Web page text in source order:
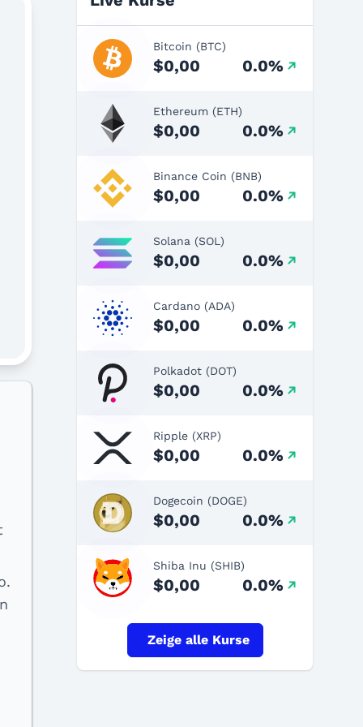
Bitcoin (BTC)
$0,00 0.0%
Ethereum (ETH)
$0,00 0.0%
Binance Coin (BNB)
$0,00 0.0%
Solana (SOL)
$0,00 0.0%
Cardano (ADA)
$0,00 0.0%
Polkadot (DOT)
$0,00 0.0%
Ripple (XRP)
$0,00 0.0%
Dogecoin (DOGE)
$0,00 0.0%
Shiba Inu (SHIB)
$0,00 0.0%
Zeige alle Kurse